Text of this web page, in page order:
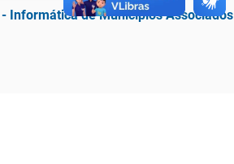
Informática de Municípios Associados